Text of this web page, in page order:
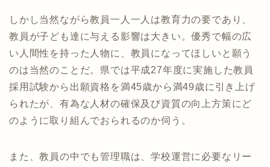
しかし当然ながら教員一人一人は教育力の要であり、
教員が子ども達に与える影響は大きい。優秀で幅の広
い人間性を持った人物に、教員になってほしいと願う
のは当然のことだ。県では平成27年度に実施した教員
採用試験から出願資格を満45歳から満49歳に引き上げ
られたが、有為な人材の確保及び資質の向上方策にど
のように取り組んでおられるのか伺う。
また、教員の中でも管理職は、学校運営に必要なリー